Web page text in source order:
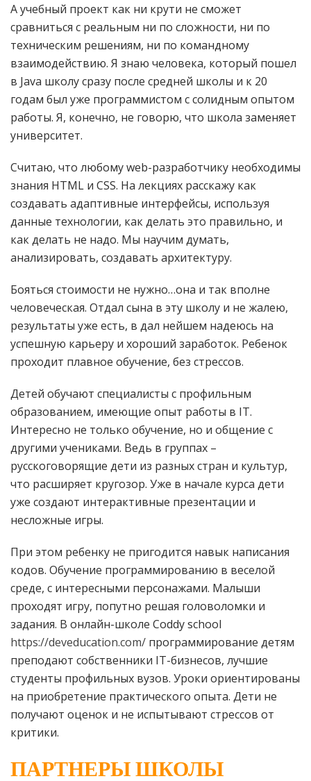
А учебный проект как ни крути не сможет
сравниться с реальным ни по сложности, ни по
техническим решениям, ни по командному
взаимодействию. Я знаю человека, который пошел
в Java школу сразу после средней школы и к 20
годам был уже программистом с солидным опытом
работы. Я, конечно, не говорю, что школа заменяет
университет.
Считаю, что любому web-разработчику необходимы
знания HTML и CSS. На лекциях расскажу как
создавать адаптивные интерфейсы, используя
данные технологии, как делать это правильно, и
как делать не надо. Мы научим думать,
анализировать, создавать архитектуру.
Бояться стоимости не нужно…она и так вполне
человеческая. Отдал сына в эту школу и не жалею,
результаты уже есть, в дал нейшем надеюсь на
успешную карьеру и хороший заработок. Ребенок
проходит плавное обучение, без стрессов.
Детей обучают специалисты с профильным
образованием, имеющие опыт работы в IT.
Интересно не только обучение, но и общение с
другими учениками. Ведь в группах –
русскоговорящие дети из разных стран и культур,
что расширяет кругозор. Уже в начале курса дети
уже создают интерактивные презентации и
несложные игры.
При этом ребенку не пригодится навык написания
кодов. Обучение программированию в веселой
среде, с интересными персонажами. Малыши
проходят игру, попутно решая головоломки и
задания. В онлайн-школе Coddy school
https://deveducation.com/ программирование детям
преподают собственники IT-бизнесов, лучшие
студенты профильных вузов. Уроки ориентированы
на приобретение практического опыта. Дети не
получают оценок и не испытывают стрессов от
критики.
ПАРТНЕРЫ ШКОЛЫ